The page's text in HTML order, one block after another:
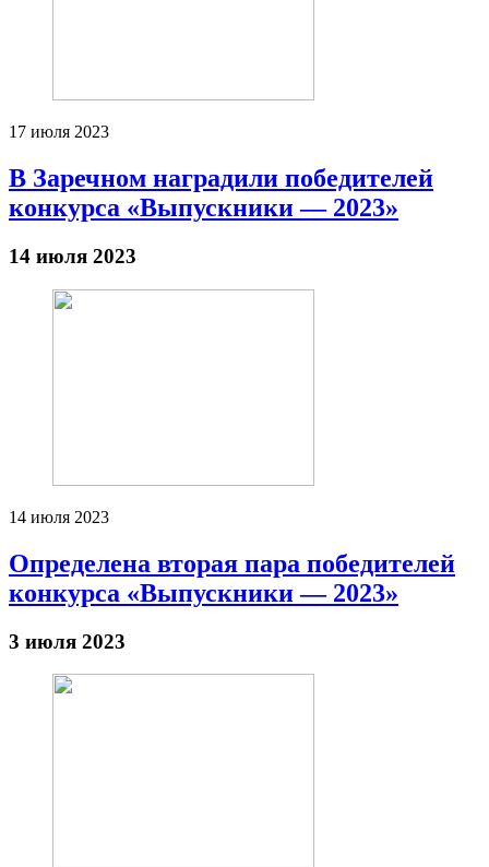
17 июля 2023
В Заречном наградили победителей
конкурса «Выпускники — 2023»
14 июля 2023
14 июля 2023
Определена вторая пара победителей
конкурса «Выпускники — 2023»
3 июля 2023